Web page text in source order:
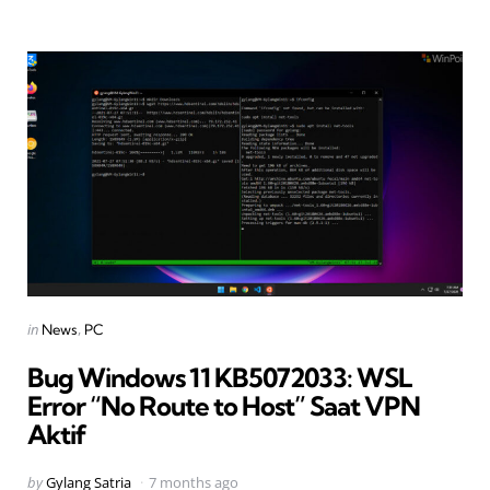
Categories
Posted
in News PC
Bug Windows 11 KB5072033: WSL
Error “No Route to Host” Saat VPN
Aktif
Posted
byGylang Satria 7 months ago